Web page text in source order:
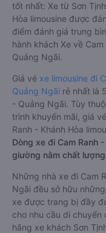
tốt nhất: Xe từ Sơn
Hòa limousine được
điểm đánh giá trung
hành khách Xe về
Quảng Ngãi.
Giá vé xe limousine đi
Quảng Ngãi rẻ nhất là
- Quảng Ngãi. Tùy
trình khuyến mãi, giá
Ranh - Khánh Hòa
Dòng xe đi Cam Ranh
giường nằm chất
Những nhà xe đi Cam
Ngãi đều sở hữu
xe được trang bị đầy
cho nhu cầu di chuyển
hãng xe khách Sơn